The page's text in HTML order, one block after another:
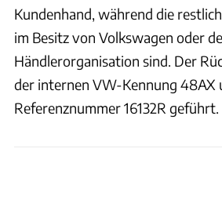
Kundenhand, während die
im Besitz von Volkswagen oder
Händlerorganisation sind. Der
der internen VW-Kennung 48AX
Referenznummer 16132R geführt.